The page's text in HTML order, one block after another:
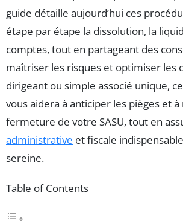
guide détaille aujourd’hui ces
étape par étape la dissolution, la
comptes, tout en partageant des
maîtriser les risques et optimiser les
dirigeant ou simple associé unique,
vous aidera à anticiper les pièges et
fermeture de votre SASU, tout en
administrative et fiscale
sereine.
Table of Contents